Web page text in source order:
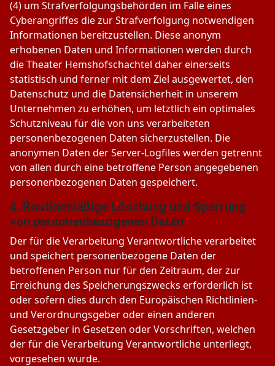
(4) um Strafverfolgungsbehörden im Falle eines
Cyberangriffes die zur Strafverfolgung notwendigen
Informationen bereitzustellen. Diese anonym
erhobenen Daten und Informationen werden durch
die Theater Hemshofschachtel daher einerseits
statistisch und ferner mit dem Ziel ausgewertet, den
Datenschutz und die Datensicherheit in unserem
Unternehmen zu erhöhen, um letztlich ein optimales
Schutzniveau für die von uns verarbeiteten
personenbezogenen Daten sicherzustellen. Die
anonymen Daten der Server-Logfiles werden getrennt
von allen durch eine betroffene Person angegebenen
personenbezogenen Daten gespeichert.
4. Routinemäßige Löschung und Sperrung
von personenbezogenen Daten
Der für die Verarbeitung Verantwortliche verarbeitet
und speichert personenbezogene Daten der
betroffenen Person nur für den Zeitraum, der zur
Erreichung des Speicherungszwecks erforderlich ist
oder sofern dies durch den Europäischen Richtlinien-
und Verordnungsgeber oder einen anderen
Gesetzgeber in Gesetzen oder Vorschriften, welchen
der für die Verarbeitung Verantwortliche unterliegt,
vorgesehen wurde.